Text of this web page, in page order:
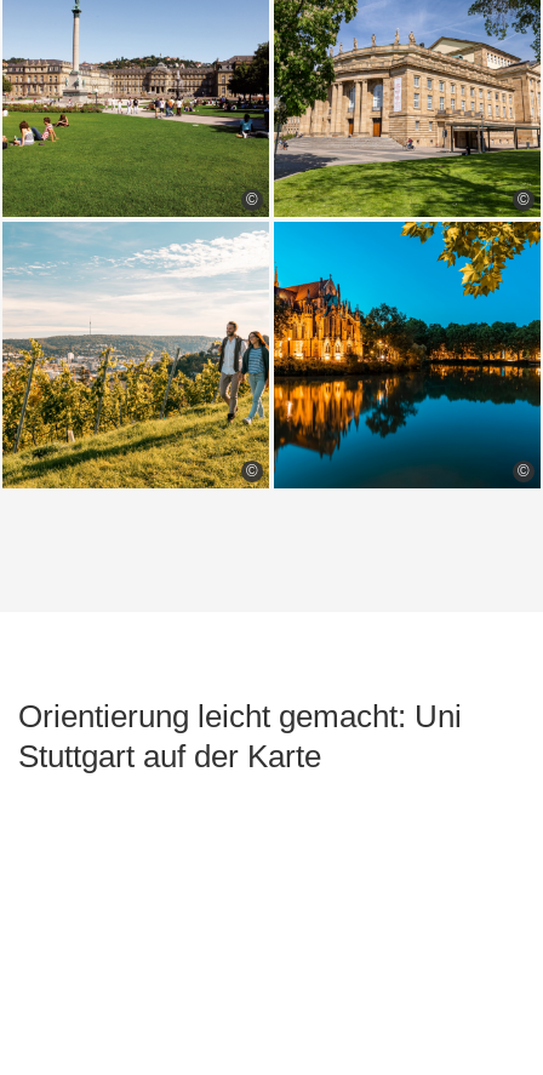
© ©
© ©
Orientierung leicht gemacht: Uni
Stuttgart auf der Karte